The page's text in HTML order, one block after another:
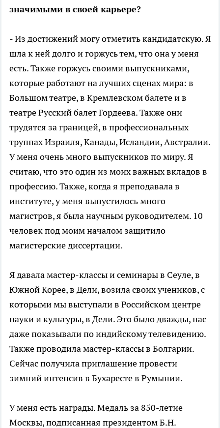
значимыми в своей карьере?
- Из достижений могу отметить кандидатскую. Я
шла к ней долго и горжусь тем, что она у меня
есть. Также горжусь своими выпускниками,
которые работают на лучших сценах мира: в
Большом театре, в Кремлевском балете и в
театре Русский балет Гордеева. Также они
трудятся за границей, в профессиональных
труппах Израиля, Канады, Исландии, Австралии.
У меня очень много выпускников по миру. Я
считаю, что это один из моих важных вкладов в
профессию. Также, когда я преподавала в
институте, у меня выпустилось много
магистров, я была научным руководителем. 10
человек под моим началом защитило
магистерские диссертации.
Я давала мастер-классы и семинары в Сеуле, в
Южной Корее, в Дели, возила своих учеников, с
которыми мы выступали в Российском центре
науки и культуры, в Дели. Это было дважды, нас
даже показывали по индийскому телевидению.
Также проводила мастер-классы в Болгарии.
Сейчас получила приглашение провести
зимний интенсив в Бухаресте в Румынии.
У меня есть награды. Медаль за 850-летие
Москвы, подписанная президентом Б.Н.